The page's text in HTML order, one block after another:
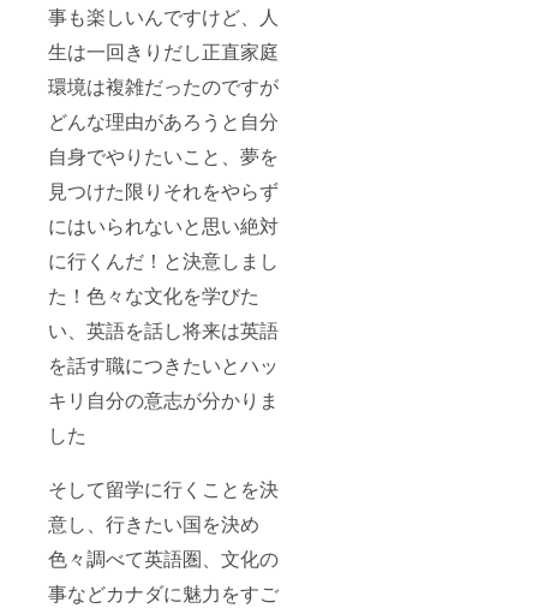
事も楽しいんですけど、人
生は一回きりだし正直家庭
環境は複雑だったのですが
どんな理由があろうと自分
自身でやりたいこと、夢を
見つけた限りそれをやらず
にはいられないと思い絶対
に行くんだ！と決意しまし
た！色々な文化を学びた
い、英語を話し将来は英語
を話す職につきたいとハッ
キリ自分の意志が分かりま
した
そして留学に行くことを決
意し、行きたい国を決め
色々調べて英語圏、文化の
事などカナダに魅力をすご